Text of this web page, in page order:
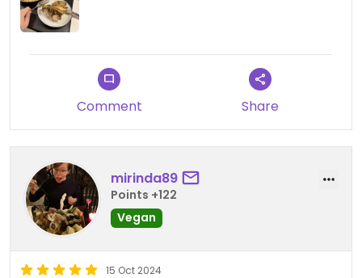
Comment Share
mirinda89
Points +122
Vegan
15 Oct 2024